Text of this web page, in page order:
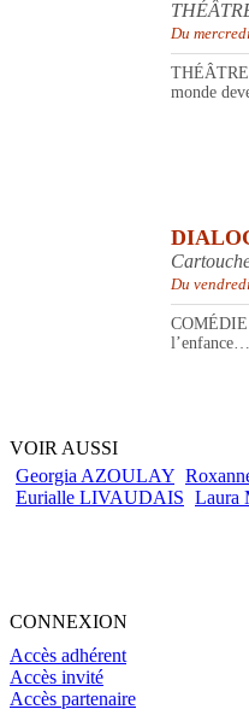
Du
THÉÂTRE
monde
Du
COMÉDIE
VOIR AUSSI
Georgia AZOULAY
Eurialle LIVAUDAIS Laura
CONNEXION
Accès adhérent
Accès invité
Accès partenaire